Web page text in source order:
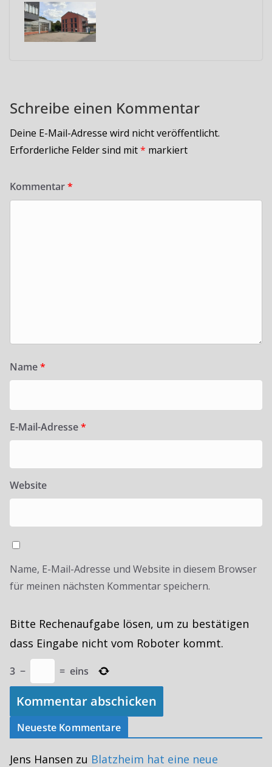
Schreibe einen Kommentar
Deine E-Mail-Adresse wird nicht veröffentlicht.
Erforderliche Felder sind mit* markiert
Kommentar*
Name*
E-Mail-Adresse*
Website
Name, E-Mail-Adresse und Website in diesem Browser
für meinen nächsten Kommentar speichern.
Bitte Rechenaufgabe lösen, um zu bestätigen
dass Eingabe nicht vom Roboter kommt.
3 − = eins
Neueste Kommentare
Jens Hansen zu Blatzheim hat eine neue